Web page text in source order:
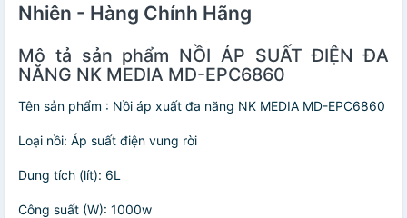
Nhiên - Hàng Chính Hãng
Mô tả sản phẩm NỒI ÁP SUẤT ĐIỆN ĐA
NĂNG NK MEDIA MD-EPC6860
Tên sản phẩm : Nồi áp xuất đa năng NK MEDIA MD-EPC6860
Loại nồi: Áp suất điện vung rời
Dung tích (lít): 6L
Công suất (W): 1000w